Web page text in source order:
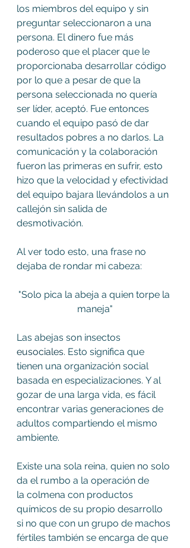
los miembros del equipo y sin
preguntar seleccionaron a una
persona. El dinero fue más
poderoso que el placer que le
proporcionaba desarrollar código
por lo que a pesar de que la
persona seleccionada no quería
ser líder, aceptó. Fue entonces
cuando el equipo pasó de dar
resultados pobres a no darlos. La
comunicación y la colaboración
fueron las primeras en sufrir, esto
hizo que la velocidad y efectividad
del equipo bajara llevándolos a un
callejón sin salida de
desmotivación.
Al ver todo esto, una frase no
dejaba de rondar mi cabeza:
"Solo pica la abeja a quien torpe la
maneja"
Las abejas son insectos
eusociales. Esto significa que
tienen una organización social
basada en especializaciones. Y al
gozar de una larga vida, es fácil
encontrar varias generaciones de
adultos compartiendo el mismo
ambiente.
Existe una sola reina, quien no solo
da el rumbo a la operación de
la colmena con productos
químicos de su propio desarrollo
si no que con un grupo de machos
fértiles también se encarga de que